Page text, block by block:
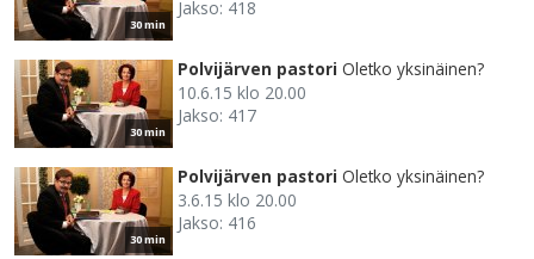
30 min
Jakso: 418
30 min
Polvijärven pastori Oletko yksinäinen?
10.6.15 klo 20.00
Jakso: 417
30 min
Polvijärven pastori Oletko yksinäinen?
3.6.15 klo 20.00
Jakso: 416